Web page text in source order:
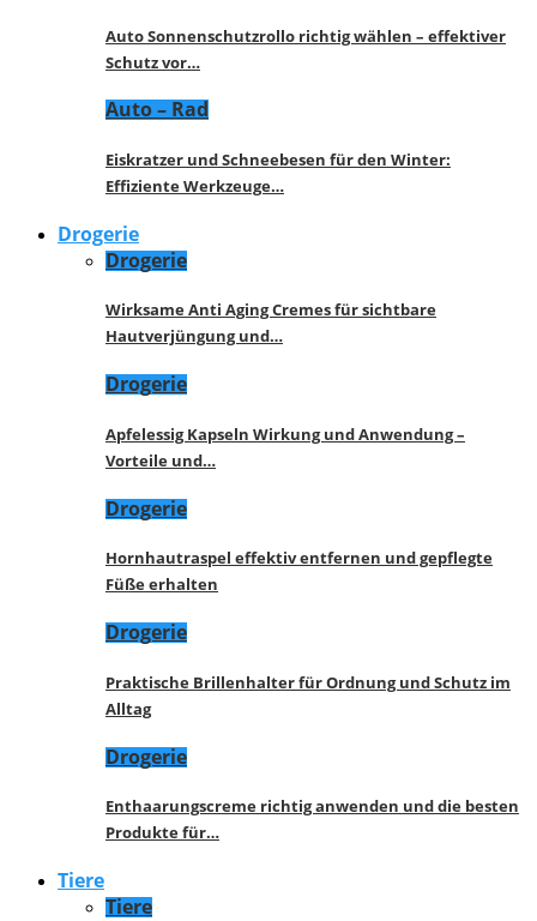
Auto Sonnenschutzrollo richtig wählen – effektiver
Schutz vor…
Auto – Rad
Eiskratzer und Schneebesen für den Winter:
Effiziente Werkzeuge…
Drogerie
Drogerie
Wirksame Anti Aging Cremes für sichtbare
Hautverjüngung und…
Drogerie
Apfelessig Kapseln Wirkung und Anwendung –
Vorteile und…
Drogerie
Hornhautraspel effektiv entfernen und gepflegte
Füße erhalten
Drogerie
Praktische Brillenhalter für Ordnung und Schutz im
Alltag
Drogerie
Enthaarungscreme richtig anwenden und die besten
Produkte für…
Tiere
Tiere